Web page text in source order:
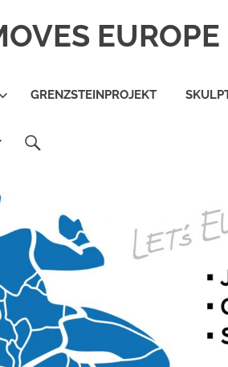
EUROPE
GRENZSTEINPROJEKT